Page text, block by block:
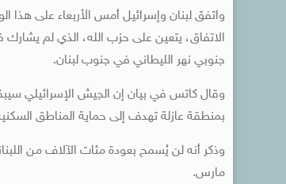
واتفق ​لبنان وإسرائيل أمس الأربعاء على هذا
الاتفاق، ‌يتعين على حزب الله، الذي لم
جنوبي نهر الليطاني في جنوب لبنان.
وقال كاتس في بيان إن الجيش الإسرائيلي
بمنطقة عازلة تهدف إلى حماية المناطق
وذكر أنه لن يُسمح بعودة مئات الآلاف من
مارس.